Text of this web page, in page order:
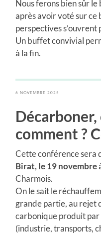
Nous ferons bien sûr le
après avoir voté sur ce
perspectives s’ouvrent
Un buffet convivial
à la fin.
6 NOVEMBRE 2025
Décarboner,
comment ?
Cette conférence sera
Birat, le 19 novembre
Charmois.
On le sait le
grande partie, au rejet
carbonique produit
(industrie, transports,